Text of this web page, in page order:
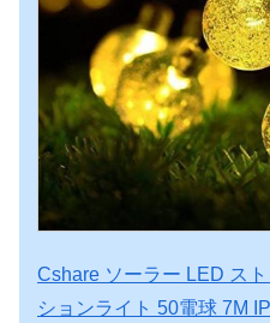
Cshare ソーラー LED ス
ションライト 50電球 7M